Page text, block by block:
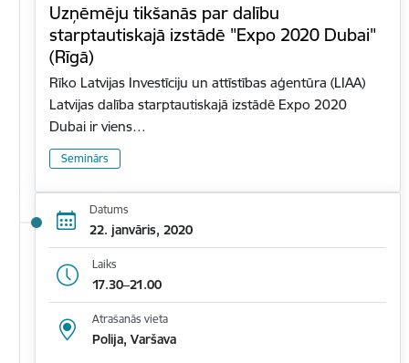
Uzņēmēju tikšanās par dalību
starptautiskajā izstādē "Expo 2020 Dubai"
(Rīgā)
Rīko Latvijas Investīciju un attīstības aģentūra (LIAA)
Latvijas dalība starptautiskajā izstādē Expo 2020
Dubai ir viens…
Seminārs
Datums
22. janvāris, 2020
Laiks
17.30–21.00
Atrašanās vieta
Polija, Varšava